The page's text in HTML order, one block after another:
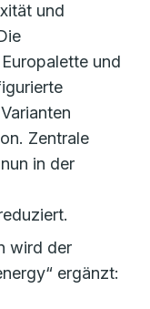
und
und
Zentrale
in der
wird der
ergänzt: